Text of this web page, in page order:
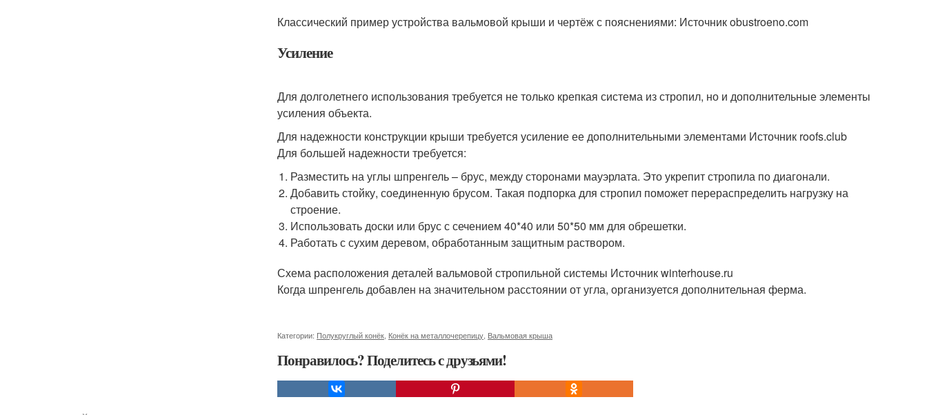
Классический пример устройства вальмовой крыши и чертёж с пояснениями: Источник obustroeno.com
Усиление
Для долголетнего использования требуется не только крепкая система из стропил, но и дополнительные элементы
усиления объекта.
Для надежности конструкции крыши требуется усиление ее дополнительными элементами Источник roofs.club
Для большей надежности требуется:
Разместить на углы шпренгель – брус, между сторонами мауэрлата. Это укрепит стропила по диагонали.
Добавить стойку, соединенную брусом. Такая подпорка для стропил поможет перераспределить нагрузку на
строение.
Использовать доски или брус с сечением 40*40 или 50*50 мм для обрешетки.
Работать с сухим деревом, обработанным защитным раствором.
Схема расположения деталей вальмовой стропильной системы Источник winterhouse.ru
Когда шпренгель добавлен на значительном расстоянии от угла, организуется дополнительная ферма.
Категории: Полукруглый конёк Конёк на металлочерепицу Вальмовая крыша
Понравилось? Поделитесь с друзьями!